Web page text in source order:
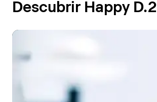
Descubrir Happy D.2